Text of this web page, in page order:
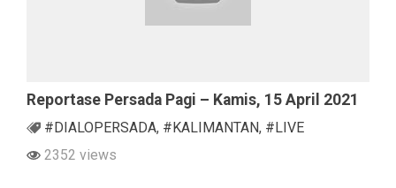
Reportase Persada Pagi – Kamis, 15 April 2021
#DIALOPERSADA, #KALIMANTAN, #LIVE
2352 views